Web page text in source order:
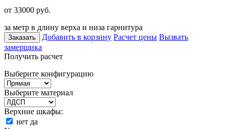
от 33000 руб.
за метр в длину верха и низа гарнитура
Заказать Добавить в корзину Расчет цены Вызвать
замерщика
Получить расчет
Выберите конфигурацию
Выберите материал
Верхние шкафы:
нет да